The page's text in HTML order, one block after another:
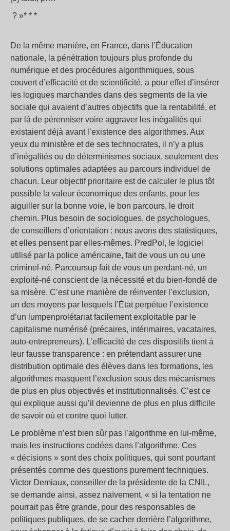
? »* * *
De la même manière, en France, dans l’Éducation
nationale, la pénétration toujours plus profonde du
numérique et des procédures algorithmiques, sous
couvert d’efficacité et de scientificité, a pour effet d’insérer
les logiques marchandes dans des segments de la vie
sociale qui avaient d’autres objectifs que la rentabilité, et
par là de pérenniser voire aggraver les inégalités qui
existaient déjà avant l’existence des algorithmes. Aux
yeux du ministère et de ses technocrates, il n’y a plus
d’inégalités ou de déterminismes sociaux, seulement des
solutions optimales adaptées au parcours individuel de
chacun. Leur objectif prioritaire est de calculer le plus tôt
possible la valeur économique des enfants, pour les
aiguiller sur la bonne voie, le bon parcours, le droit
chemin. Plus besoin de sociologues, de psychologues,
de conseillers d’orientation : nous avons des statistiques,
et elles pensent par elles-mêmes. PredPol, le logiciel
utilisé par la police américaine, fait de vous un ou une
criminel-né. Parcoursup fait de vous un perdant-né, un
exploité-né conscient de la nécessité et du bien-fondé de
sa misère. C’est une manière de réinventer l’exclusion,
un des moyens par lesquels l’État perpétue l’existence
d’un lumpenprolétariat facilement exploitable par le
capitalisme numérisé (précaires, intérimaires, vacataires,
auto-entrepreneurs). L’efficacité de ces dispositifs tient à
leur fausse transparence : en prétendant assurer une
distribution optimale des élèves dans les formations, les
algorithmes masquent l’exclusion sous des mécanismes
de plus en plus objectivés et institutionnalisés. C’est ce
qui explique aussi qu’il devienne de plus en plus difficile
de savoir où et contre quoi lutter.
Le problème n’est bien sûr pas l’algorithme en lui-même,
mais les instructions codées dans l’algorithme. Ces
« décisions » sont des choix politiques, qui sont pourtant
présentés comme des questions purement techniques.
Victor Demiaux, conseiller de la présidente de la CNIL,
se demande ainsi, assez naïvement, « si la tentation ne
pourrait pas être grande, pour des responsables de
politiques publiques, de se cacher derrière l’algorithme,